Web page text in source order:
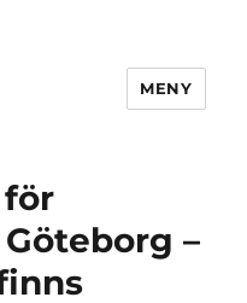
MENY
för
–